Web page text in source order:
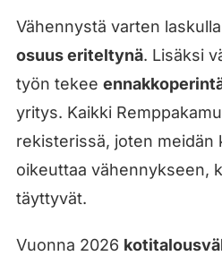
Vähennystä varten
osuus eriteltynä. Lisäksi
työn tekee
yritys. Kaikki
rekisterissä, joten meidän
oikeuttaa vähennykseen,
täyttyvät.
Vuonna 2026